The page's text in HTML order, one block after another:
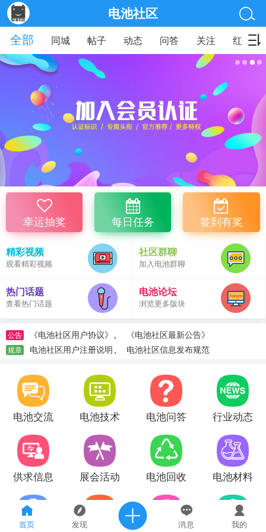
首页 发现 消息 我的
电池社区
全部
同城 帖子 动态 问答 关注 红包
幸运抽奖 每日任务 签到有奖
精彩视频
观看精彩视频
社区群聊
加入电池群聊
热门话题
查看热门话题
电池论坛
浏览更多版块
公告 《电池社区用户协议》 、 《电池社区最新公告》
规章 电池社区用户注册说明、 电池社区信息发布规范
电池交流 电池技术 电池问答 行业动态
供求信息 展会活动 电池回收 电池材料